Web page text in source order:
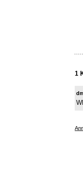
1